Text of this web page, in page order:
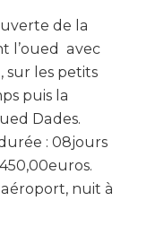
de la
l’oued avec
sur les petits
puis la
Dades.
: 08jours
nuit à